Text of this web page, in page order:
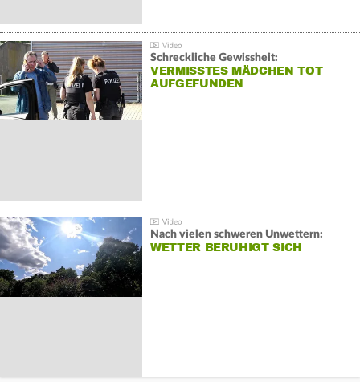
Schreckliche Gewissheit:
VERMISSTES MÄDCHEN TOT
AUFGEFUNDEN
Nach vielen schweren Unwettern:
WETTER BERUHIGT SICH